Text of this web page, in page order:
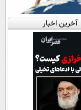
آخرین اخبار